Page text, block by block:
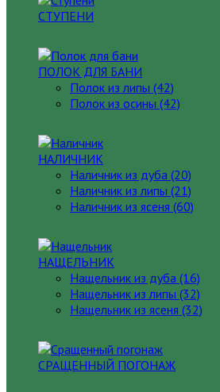
СТУПЕНИ
ПОЛОК ДЛЯ БАНИ
Полок из липы (42)
Полок из осины (42)
НАЛИЧНИК
Наличник из дуба (20)
Наличник из липы (21)
Наличник из ясеня (60)
НАЩЕЛЬНИК
Нащельник из дуба (16)
Нащельник из липы (32)
Нащельник из ясеня (32)
СРАЩЕННЫЙ ПОГОНАЖ